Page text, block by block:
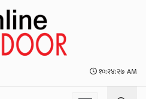
१०:२४:२७ AM